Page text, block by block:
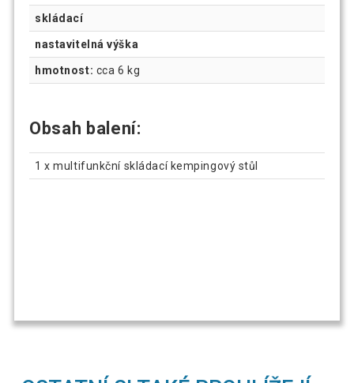
skládací
nastavitelná výška
hmotnost: cca 6 kg
Obsah balení:
1 x multifunkční skládací kempingový stůl